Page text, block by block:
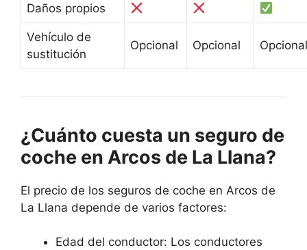
Daños propios
Vehículo de
sustitución
Opcional Opcional Opcional
¿Cuánto cuesta un seguro de
coche en Arcos de La Llana?
El precio de los seguros de coche en Arcos de
La Llana depende de varios factores:
Edad del conductor: Los conductores